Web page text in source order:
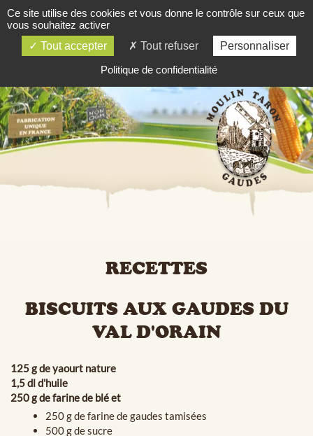
03 84 81 81 06
SOMMAIRE
RECETTES
BISCUITS AUX GAUDES DU
VAL D'ORAIN
125 g de yaourt nature
1,5 dl d'huile
250 g de farine de blé et
250 g de farine de gaudes tamisées
500 g de sucre
Ce site utilise des cookies et vous donne le contrôle sur ceux que
vous souhaitez activer
Tout accepter
Tout refuser
Personnaliser
Politique de confidentialité